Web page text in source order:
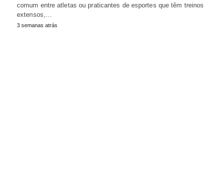
comum entre atletas ou praticantes de esportes que têm treinos
extensos,…
3 semanas atrás